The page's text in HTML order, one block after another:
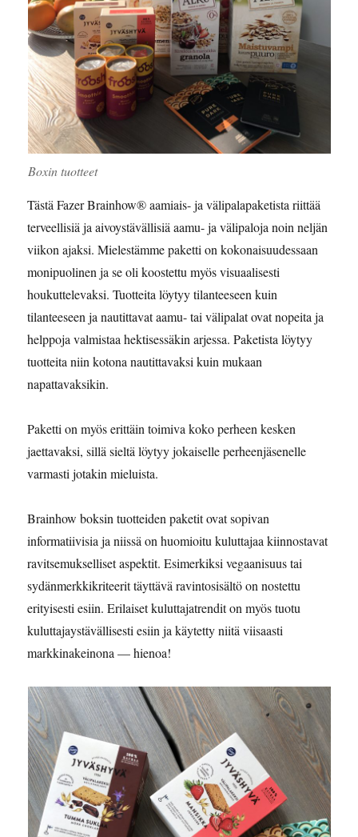
Boxin tuotteet
Tästä Fazer Brainhow® aamiais- ja välipalapaketista riittää
terveellisiä ja aivoystävällisiä aamu- ja välipaloja noin neljän
viikon ajaksi. Mielestämme paketti on kokonaisuudessaan
monipuolinen ja se oli koostettu myös visuaalisesti
houkuttelevaksi. Tuotteita löytyy tilanteeseen kuin
tilanteeseen ja nautittavat aamu- tai välipalat ovat nopeita ja
helppoja valmistaa hektisessäkin arjessa. Paketista löytyy
tuotteita niin kotona nautittavaksi kuin mukaan
napattavaksikin.
Paketti on myös erittäin toimiva koko perheen kesken
jaettavaksi, sillä sieltä löytyy jokaiselle perheenjäsenelle
varmasti jotakin mieluista.
Brainhow boksin tuotteiden paketit ovat sopivan
informatiivisia ja niissä on huomioitu kuluttajaa kiinnostavat
ravitsemukselliset aspektit. Esimerkiksi vegaanisuus tai
sydänmerkkikriteerit täyttävä ravintosisältö on nostettu
erityisesti esiin. Erilaiset kuluttajatrendit on myös tuotu
kuluttajaystävällisesti esiin ja käytetty niitä viisaasti
markkinakeinona — hienoa!